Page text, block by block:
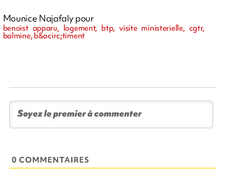
Mounice Najafaly pour
benoist apparu, logement, btp, visite ministerielle, cgtr,
balmine, b&acirc;timent
0 COMMENTAIRES